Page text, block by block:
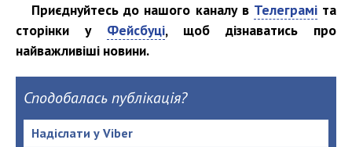
Приєднуйтесь до нашого каналу в Телеграміта
сторінки у Фейсбуці, щоб дізнаватись про
найважливіші новини.
Сподобалась публікація?
Надіслати у Viber